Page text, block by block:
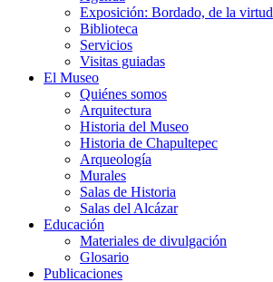
Exposición: Bordado, de la virtud
Biblioteca
Servicios
Visitas guiadas
El Museo
Quiénes somos
Arquitectura
Historia del Museo
Historia de Chapultepec
Arqueología
Murales
Salas de Historia
Salas del Alcázar
Educación
Materiales de divulgación
Glosario
Publicaciones